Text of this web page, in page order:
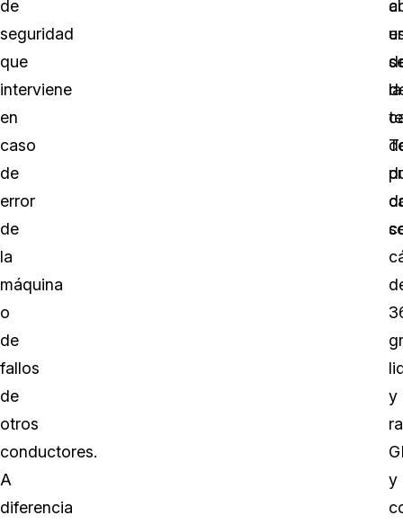
de
seguridad
que
interviene
en
caso
de
error
de
la
máquina
o
de
fallos
de
otros
conductores.
A
diferencia
y
y
al
la